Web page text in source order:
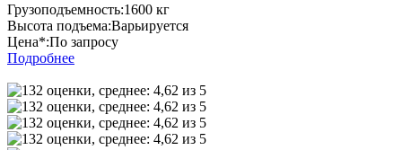
Грузоподъемность:1600 кг
Высота подъема:Варьируется
Цена*:По запросу
Подробнее